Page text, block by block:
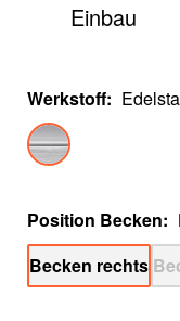
Einbau
Werkstoff:
Position Becken:
Becken rechts